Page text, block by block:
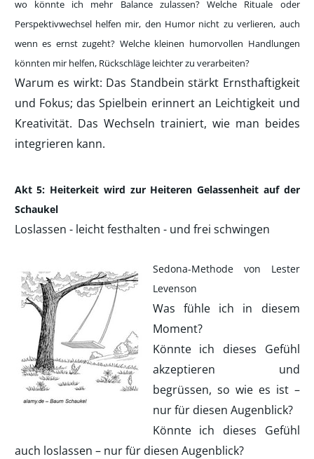
wo könnte ich mehr Balance zulassen? Welche Rituale oder
Perspektivwechsel helfen mir, den Humor nicht zu verlieren, auch
wenn es ernst zugeht? Welche kleinen humorvollen Handlungen
könnten mir helfen, Rückschläge leichter zu verarbeiten?
Warum es wirkt: Das Standbein stärkt Ernsthaftigkeit
und Fokus; das Spielbein erinnert an Leichtigkeit und
Kreativität. Das Wechseln trainiert, wie man beides
integrieren kann.​
Akt 5: Heiterkeit wird zur Heiteren Gelassenheit auf der
Schaukel
Loslassen - leicht festhalten - und frei schwingen
Sedona-Methode von Lester
Levenson
Was fühle ich in diesem
Moment?
Könnte ich dieses Gefühl
akzeptieren und
begrüssen, so wie es ist –
nur für diesen Augenblick?
Könnte ich dieses Gefühl
auch loslassen – nur für diesen Augenblick?